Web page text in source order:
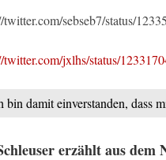
twitter.com/sebseb7/status/
twitter.com/jxlhs/status/
bin damit einverstanden, dass
erzählt aus dem